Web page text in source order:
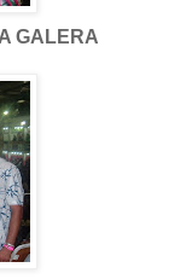
GALERA